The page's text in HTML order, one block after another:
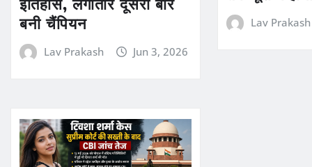
बनी चैंपियन
Lav Prakash Jun 3, 2026
Lav Prakash